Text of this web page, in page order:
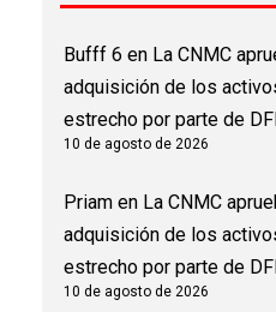
Bufff 6 en La CNMC
adquisición de los
estrecho por parte de
10 de agosto de 2026
Priam en La CNMC
adquisición de los
estrecho por parte de
10 de agosto de 2026